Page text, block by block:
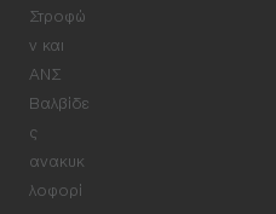
Στροφώ
ν και
ΑΝΣ
Βαλβίδε
ς
ανακυκ
λοφορί